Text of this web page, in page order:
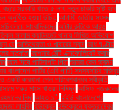
সরকারি খাতে ৫ লাখ নতুন চাকরি সৃষ্টি হবে
অনুষ্ঠিত হওয়া উচিত আগামী জাতীয় সংসদ
সাংবাদিকদের আটার রুটিকে আরও
সালাম ক্যান্টনমেন্ট থানায় লিখিত অভিযোগ
যে আতিথেয়তা ও খাবারের স্বাদ আধ ঘণ্টায়
সতর্কতা আপনার ঠোঁট এক্সফোলিয়েট করার
আম দিয়ে পাটিসাপটা পিঠা আমরা কেন ভ্রমণ
বাংলাদেশ পার্টির (এবি পার্টি) সদস্যসচিব মজিবুর
একটি কারখানা পেল পরিবেশবান্ধব স্বীকৃতি
গরুর মাংস খাওয়া নিষিদ্ধ আসিফ নজরুলের
নিন্দা আহত ১". ইইউ বাংলাদেশের
লাহবিব ইউক্রেন ইউক্রেনে যুক্তরাষ্ট্রের